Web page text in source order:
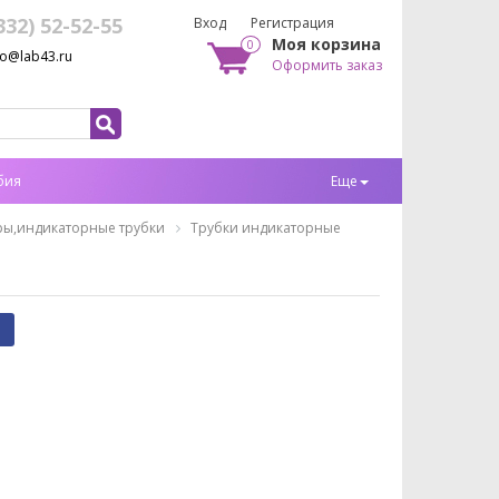
52-52-55 Вход Регистрация
0 Моя корзина
Оформить заказ
Еще
трубки Трубки индикаторные